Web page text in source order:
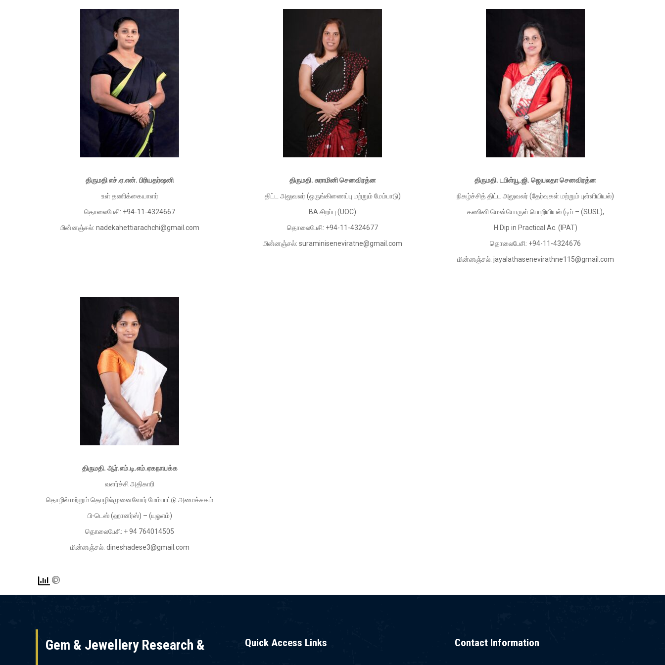
திருமதி எச்.ஏ.என். பிரியதர்ஷனி
உள் தணிக்கையாளர்
தொலைபேசி: +94-11-4324667
மின்னஞ்சல்: nadekahettiarachchi@gmail.com
திருமதி. சுராமினி செனவிரத்ன
திட்ட அலுவலர் (ஒருங்கிணைப்பு மற்றும் மேம்பாடு)
BA சிறப்பு (UOC)
தொலைபேசி: +94-11-4324677
மின்னஞ்சல்: suraminiseneviratne@gmail.com
திருமதி. டபிள்யூ.ஜி. ஜெயலதா செனவிரத்ன
நிகழ்ச்சித் திட்ட அலுவலர் (தேர்வுகள் மற்றும் புள்ளியியல்)
கணினி மென்பொருள் பொறியியல் (டிப் – (SUSL),
H.Dip in Practical Ac. (IPAT)
தொலைபேசி: +94-11-4324676
மின்னஞ்சல்: jayalathasenevirathne115@gmail.com
திருமதி. ஆர்.எம்.டி.எம்.ஏகநாயக்க
வளர்ச்சி அதிகாரி
தொழில் மற்றும் தொழில்முனைவோர் மேம்பாட்டு அமைச்சகம்
பி-டெஸ் (ஹானர்ஸ்) – (யுஓஎம்)
தொலைபேசி: + 94 764014505
மின்னஞ்சல்: dineshadese3@gmail.com
Gem & Jewellery Research & Quick Access Links Contact Information